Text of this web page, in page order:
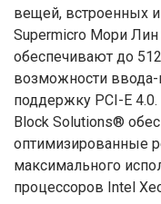
вещей, встроенных
Supermicro Мори
обеспечивают до
возможности
поддержку PCI-E
Block Solutions®
оптимизированные
максимального
процессоров Intel